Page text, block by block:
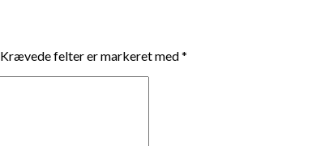
Krævede felter er markeret med*